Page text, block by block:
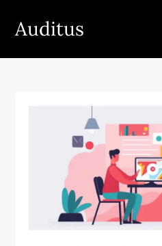
Auditus